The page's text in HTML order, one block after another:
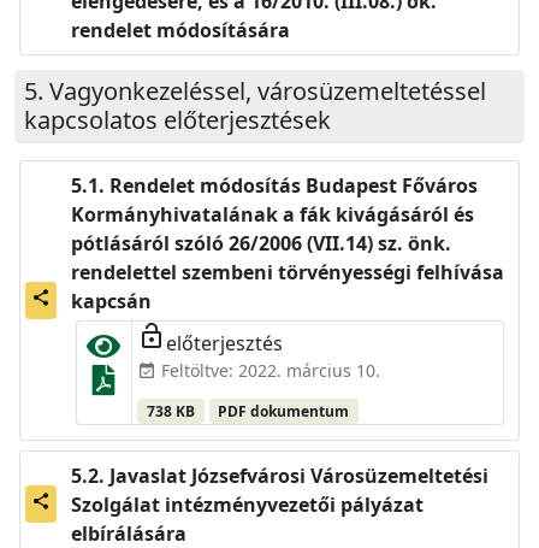
rendelet módosítására
Vagyonkezeléssel, városüzemeltetéssel
kapcsolatos előterjesztések
share
Rendelet módosítás Budapest Főváros
Kormányhivatalának a fák kivágásáról és
pótlásáról szóló 26/2006 (VII.14) sz. önk.
rendelettel szembeni törvényességi felhívása
kapcsán
lock_open előterjesztés
event_available Feltöltve: 2022. március 10.
738 KB PDF dokumentum
share
Javaslat Józsefvárosi Városüzemeltetési
Szolgálat intézményvezetői pályázat
elbírálására